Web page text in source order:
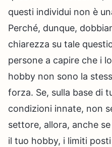
questi individui non è
Perché, dunque,
chiarezza su tale
persone a capire che i
hobby non sono la
forza. Se, sulla base di
condizioni innate, non
settore, allora, anche
il tuo hobby, i limiti